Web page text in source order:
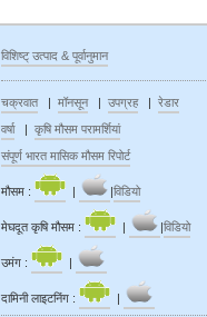
विशिष्ट् उत्पाद & पूर्वानुमान
चक्रवात| मॉनसून| उपग्रह| रेडार
वर्षा| कृषि मौसम परामर्शियां
संपूर्ण भारत मासिक मौसम रिपोर्ट
मौसम : | |विडियो
मेघदूत कृषि मौसम : | |विडियो
उमंग : |
दामिनी लाइटनिंग : |